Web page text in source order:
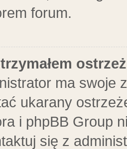
forum.
ma swoje
ukarany
i phpBB Group
się z